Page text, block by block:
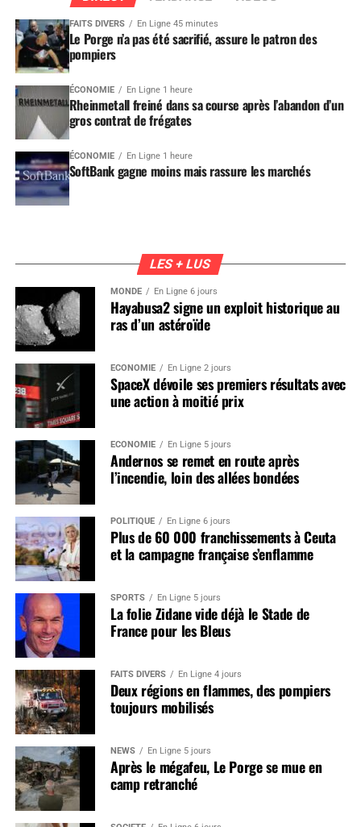
FAITS DIVERS En Ligne 45 minutes
Le Porge n’a pas été sacrifié, assure le patron des
pompiers
ÉCONOMIE En Ligne 1 heure
Rheinmetall freiné dans sa course après l’abandon d’un
gros contrat de frégates
ÉCONOMIE En Ligne 1 heure
SoftBank gagne moins mais rassure les marchés
LES + LUS
MONDE En Ligne 6 jours
Hayabusa2 signe un exploit historique au
ras d’un astéroïde
ÉCONOMIE En Ligne 2 jours
SpaceX dévoile ses premiers résultats avec
une action à moitié prix
ÉCONOMIE En Ligne 5 jours
Andernos se remet en route après
l’incendie, loin des allées bondées
POLITIQUE En Ligne 6 jours
Plus de 60 000 franchissements à Ceuta
et la campagne française s’enflamme
SPORTS En Ligne 5 jours
La folie Zidane vide déjà le Stade de
France pour les Bleus
FAITS DIVERS En Ligne 4 jours
Deux régions en flammes, des pompiers
toujours mobilisés
NEWS En Ligne 5 jours
Après le mégafeu, Le Porge se mue en
camp retranché